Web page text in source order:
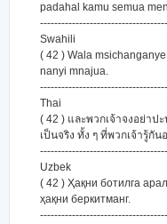
padahal kamu semua
Swahili
( 42 ) Wala
nanyi mnajua.
Thai
( 42 ) และพวกเจ้าจงอย่า
เป็นจริง ทั้ง ๆ ที่พวกเจ้ารู้กัน
Uzbek
( 42 ) Ҳақни ботилга
ҳақни беркитманг.